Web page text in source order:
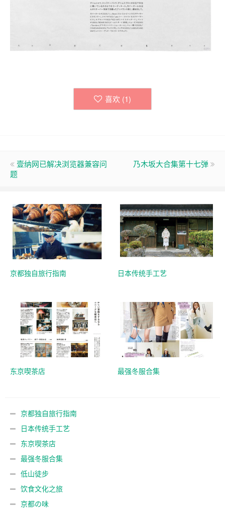
喜欢 (1)
壹纳网已解决浏览器兼容问
题
乃木坂大合集第十七弹
京都独自旅行指南 日本传统手工艺
东京喫茶店 最强冬服合集
京都独自旅行指南
日本传统手工艺
东京喫茶店
最强冬服合集
低山徒步
饮食文化之旅
京都の味